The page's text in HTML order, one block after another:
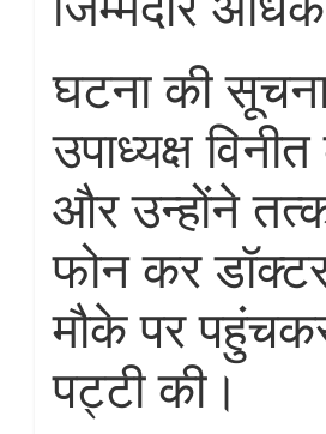
घटना की
उपाध्यक्ष
और उन्होंने
फोन कर
मौके पर
पट्टी की।